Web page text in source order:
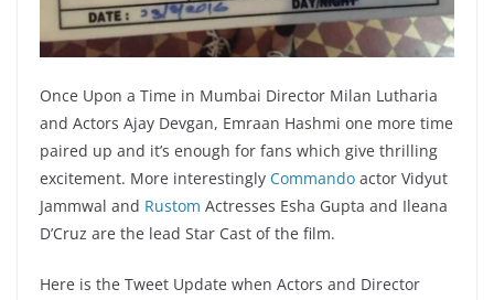
Once Upon a Time in Mumbai Director Milan Lutharia
and Actors Ajay Devgan, Emraan Hashmi one more time
paired up and it’s enough for fans which give thrilling
excitement. More interestingly Commando actor Vidyut
Jammwal and Rustom Actresses Esha Gupta and Ileana
D’Cruz are the lead Star Cast of the film.
Here is the Tweet Update when Actors and Director